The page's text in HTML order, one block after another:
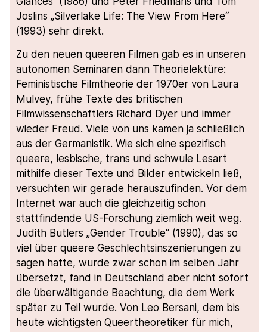
Joslins „Silverlake Life: The View From Here“
(1993) sehr direkt.
Zu den neuen queeren Filmen gab es in unseren
autonomen Seminaren dann Theorielektüre:
Feministische Filmtheorie der 1970er von Laura
Mulvey, frühe Texte des britischen
Filmwissenschaftlers Richard Dyer und immer
wieder Freud. Viele von uns kamen ja schließlich
aus der Germanistik. Wie sich eine spezifisch
queere, lesbische, trans und schwule Lesart
mithilfe dieser Texte und Bilder entwickeln ließ,
versuchten wir gerade herauszufinden. Vor dem
Internet war auch die gleichzeitig schon
stattfindende US-Forschung ziemlich weit weg.
Judith Butlers „Gender Trouble“ (1990), das so
viel über queere Geschlechtsinszenierungen zu
sagen hatte, wurde zwar schon im selben Jahr
übersetzt, fand in Deutschland aber nicht sofort
die überwältigende Beachtung, die dem Werk
später zu Teil wurde. Von Leo Bersani, dem bis
heute wichtigsten Queertheoretiker für mich,